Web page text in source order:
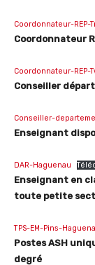
Coordonnateur-REP-
Coordonnateur
Coordonnateur-REP-
Conseiller
Conseiller-
Enseignant
DAR-Haguenau
Enseignant en
toute petite
TPS-EM-Pins-
Postes ASH
degré